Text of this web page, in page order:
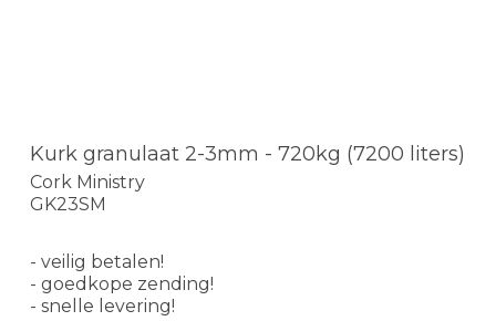
Kurk granulaat 2-3mm - 720kg (7200 liters)
Cork Ministry
GK23SM
- veilig betalen!
- goedkope zending!
- snelle levering!